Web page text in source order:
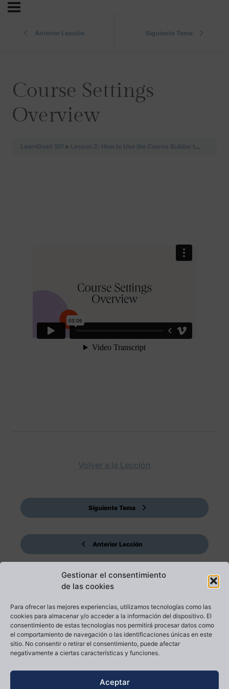
Gestionar el consentimiento
de las cookies
Para ofrecer las mejores experiencias, utilizamos tecnologías como las
cookies para almacenar y/o acceder a la información del dispositivo. El
consentimiento de estas tecnologías nos permitirá procesar datos como
el comportamiento de navegación o las identificaciones únicas en este
sitio. No consentir o retirar el consentimiento, puede afectar
negativamente a ciertas características y funciones.
Aceptar
Anterior Lección Siguiente Tema
Course Settings
Overview
LearnDash 101 Lesson 2: How to Use the Course Builder to Add Lessons, Topics, and Quizzes
Anterior Lección
Volver a la Lección
Siguiente Tema
LearnDash 101 Lesson 2: How to Use the Course Builder to Add Lessons, Topics, and Quizzes
Volver a la Lección